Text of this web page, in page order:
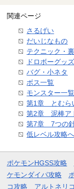
関連ページ
さるげい
だいじなもの
テクニック・
ドロボーグッズ
バグ・小ネタ
ボス一覧
モンスター一覧
第1章 とむら
第2章 泥棒ア
第7章 7つの
低レベル攻略
ポケモンHGSS攻略
ケモンダイパ攻略
コ攻略
アルトネリ